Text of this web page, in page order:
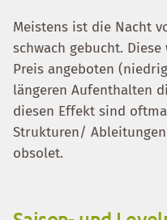
Meistens ist die Nacht
schwach gebucht.
Preis angeboten
längeren Aufenthalten
diesen Effekt sind
Strukturen/
obsolet.